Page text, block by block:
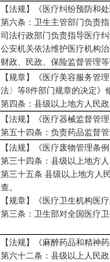
【法规】《医疗纠纷预防和
第六条：卫生主管部门负责
司法行政部门负责指导医疗纠
公安机关依法维护医疗机构
财政、民政、保险监督管理
【规章】《医疗美容服务管
法〉等8件部门规章的决定》
第四条：县级以上地方人民
【法规】《医疗器械监督管
第五十四条：负责药品监督
【法规】《医疗废物管理条
第三十四条：县级以上地方
第三十五条 县级以上地方人
查。
【规章】《医疗卫生机构医
第三条：卫生部对全国医疗
【法规】《麻醉药品和精神
第六十二条：县级以上人民